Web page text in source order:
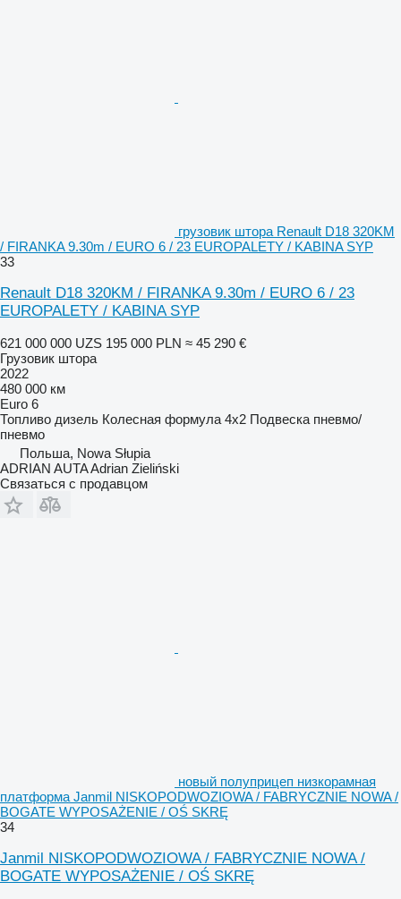
грузовик штора Renault D18 320KM
/ FIRANKA 9.30m / EURO 6 / 23 EUROPALETY / KABINA SYP
33
Renault D18 320KM / FIRANKA 9.30m / EURO 6 / 23
EUROPALETY / KABINA SYP
621 000 000 UZS 195 000 PLN ≈ 45 290 €
Грузовик штора
2022
480 000 км
Euro 6
Топливо дизель Колесная формула 4x2 Подвеска пневмо/
пневмо
Польша, Nowa Słupia
ADRIAN AUTA Adrian Zieliński
Связаться с продавцом
новый полуприцеп низкорамная
платформа Janmil NISKOPODWOZIOWA / FABRYCZNIE NOWA /
BOGATE WYPOSAŻENIE / OŚ SKRĘ
34
Janmil NISKOPODWOZIOWA / FABRYCZNIE NOWA /
BOGATE WYPOSAŻENIE / OŚ SKRĘ